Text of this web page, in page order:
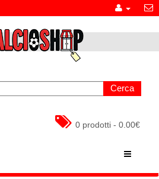
Cerca
0 prodotti - 0.00€